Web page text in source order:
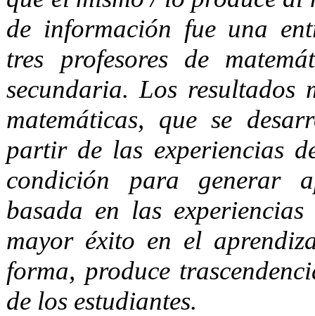
de información fue una
tres profesores de
secundaria. Los resultados
matemáticas, que se
partir de las experiencias
condición para generar
basada en las
mayor éxito en el
forma, produce
de los estudiantes.